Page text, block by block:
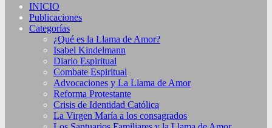
INICIO
Publicaciones
Categorías
¿Qué es la Llama de Amor?
Isabel Kindelmann
Diario Espiritual
Combate Espiritual
Advocaciones y La Llama de Amor
Reforma Protestante
Crisis de Identidad Católica
La Virgen María a los consagrados